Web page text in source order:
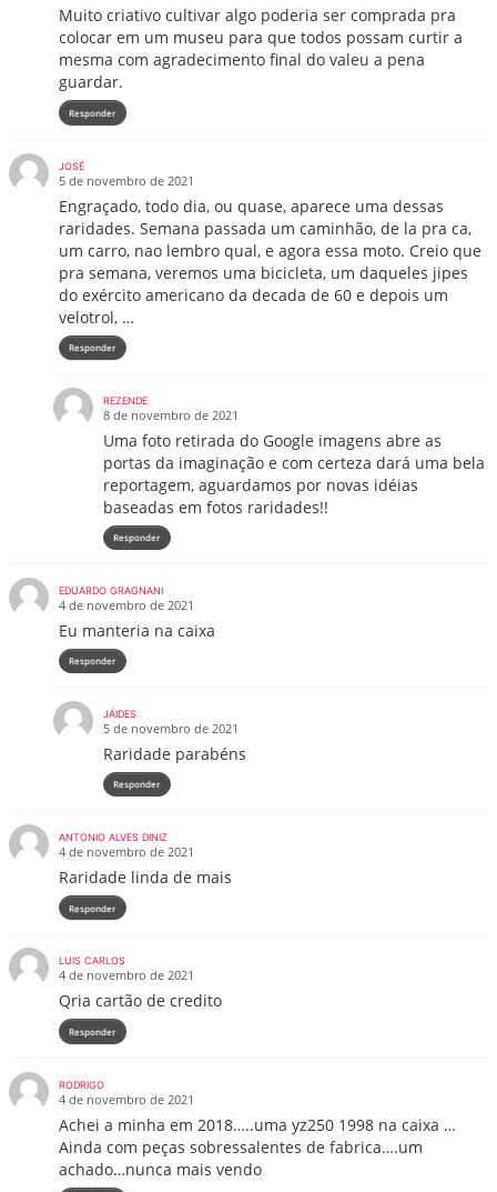
Muito criativo cultivar algo poderia ser comprada pra
colocar em um museu para que todos possam curtir a
mesma com agradecimento final do valeu a pena
guardar.
Responder
JOSÉ
5 de novembro de 2021
Engraçado, todo dia, ou quase, aparece uma dessas
raridades. Semana passada um caminhão, de la pra ca,
um carro, nao lembro qual, e agora essa moto. Creio que
pra semana, veremos uma bicicleta, um daqueles jipes
do exército americano da decada de 60 e depois um
velotrol, …
Responder
REZENDE
8 de novembro de 2021
Uma foto retirada do Google imagens abre as
portas da imaginação e com certeza dará uma bela
reportagem, aguardamos por novas idéias
baseadas em fotos raridades!!
Responder
EDUARDO GRAGNANI
4 de novembro de 2021
Eu manteria na caixa
Responder
JÁIDES
5 de novembro de 2021
Raridade parabéns
Responder
ANTONIO ALVES DINIZ
4 de novembro de 2021
Raridade linda de mais
Responder
LUIS CARLOS
4 de novembro de 2021
Qria cartão de credito
Responder
RODRIGO
4 de novembro de 2021
Achei a minha em 2018…..uma yz250 1998 na caixa …
Ainda com peças sobressalentes de fabrica….um
achado…nunca mais vendo